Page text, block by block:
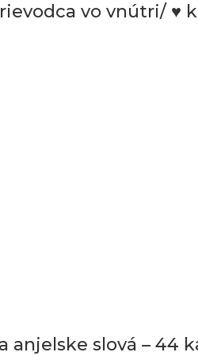
vo vnútri/ ♥
anjelske slová – 44